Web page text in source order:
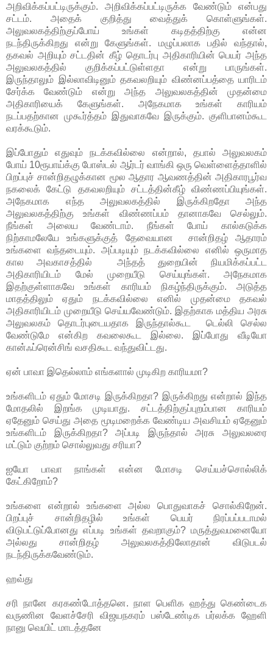
அறிவிக்கப்பட்டிருக்கும். அறிவிக்கப்பட்டிருக்க வேண்டும் என்பது
சட்டம். அதைக் குறித்து வைத்துக் கொள்ளுங்கள்.
அலுவலகத்திற்குப்போய் உங்கள் கடிதத்திற்கு என்ன
நடந்திருக்கிறது என்று கேளுங்கள். மழுப்பலாக பதில் வந்தால்,
தகவல் அறியும் சட்டதின் கீழ் தொடர்பு அதிகாரியின் பெயர் அந்த
அலுவலகத்தில் குறிக்கப்பட்டுள்ளதா என்று பாருங்கள்.
இருந்தாலும் இல்லாவிடினும் தகவலறியும் விண்னப்பத்தை யாரிடம்
சேர்க்க வேண்டும் என்று அந்த அலுவலகத்தின் முதன்மை
அதிகாரியைக் கேளுங்கள். அநேகமாக உங்கள் காரியம்
நடப்பதற்கான முகூர்த்தம் இதுவாகவே இருக்கும். குளிபானம்கூட
வரக்கூடும்.
இப்போதும் எதுவும் நடக்கவில்லை என்றால், தபால் அலுவலகம்
போய் 10ரூபாய்க்கு போஸ்டல் ஆர்டர் வாங்கி ஒரு வெள்ளைத்தாளில்
பிறப்புச் சான்றிதழுக்கான மூல ஆதார ஆவணத்தின் அதிகாரபூர்வ
நகலைக் கேட்டு தகவலறியும் சட்டத்தின்கீழ் விண்ணப்பியுங்கள்.
அநேகமாக எந்த அலுவலகத்தில் இருக்கிறதோ அந்த
அலுவலகத்திற்கு உங்கள் விண்ணப்பம் தானாகவே செல்லும்.
நீங்கள் அலைய வேண்டாம். நீங்கள் போய் கால்கடுக்க
நிற்காமலேயே உங்களுக்குத் தேவையான சான்றிதழ் ஆதாரம்
உங்களை வந்தடையும். அப்படியும் நடக்கவில்லை எனில் ஒருமாத
கால அவகாசத்தில் அந்தத் துறையின் நியமிக்கப்பட்ட
அதிகாரியிடம் மேல் முறையீடு செய்யுங்கள். அநேகமாக
இதற்குள்ளாகவே உங்கள் காரியம் நிகழ்ந்திருக்கும். அடுத்த
மாதத்திலும் ஏதும் நடக்கவில்லை எனில் முதன்மை தகவல்
அதிகாரியிடம் முறையீடு செய்யவேண்டும். இதற்காக மத்திய அரசு
அலுவலகம் தொடர்புடையதாக இருந்தால்கூட டெல்லி செல்ல
வேண்டுமே என்கிற கவலைகூட இல்லை. இப்போது வீடியோ
கான்ஃப்ரென்சிங் வசதிகூட வந்துவிட்டது.
ஏன் பாவா இதெல்லாம் எங்களால் முடிகிற காரியமா?
உங்களிடம் ஏதும் மோசடி இருக்கிறதா? இருக்கிறது என்றால் இந்த
மோதலில் இறங்க முடியாது. சட்டத்திற்குப்புறம்பான காரியம்
ஏதேனும் செய்து அதை மூடிமறைக்க வேண்டிய அவசியம் ஏதேனும்
உங்களிடம் இருக்கிறதா? அப்படி இருந்தால் அரசு அலுவலரை
மட்டும் குற்றம் சொல்லுவது சரியா?
ஐயோ பாவா நாங்கள் என்ன மோசடி செய்யச்சொல்லிக்
கேட்கிறோம்?
உங்களை என்றால் உங்களை அல்ல பொதுவாகச் சொல்கிறேன்.
பிறப்புச் சான்றிதழில் உங்கள் பெயர் நிரப்பப்படாமல்
விடுபட்டுப்போனது எப்படி உங்கள் தவறாகும்? மருத்துவமனையோ
அல்லது சான்றிதழ் அலுவலகத்திலோதான் விடுபடல்
நடந்திருக்கவேண்டும்.
ஹவ்து
சரி நானே கரகண்டோத்தனெ. நாள பெளிக ஹத்து கெண்டைக
வருணின வேளச்சேரி விஜயநகரம் பஸ்டேண்டிக பர்லக்க ஹேளி
நானு வெயிட் மாடத்தனே